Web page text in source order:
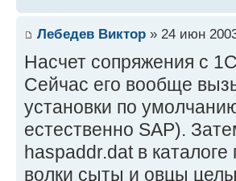
Лебедев Виктор » 24 июн
Насчет сопряжения с
Сейчас его вообще
установки по
естественно SAP).
haspaddr.dat в
волки сыты и овцы